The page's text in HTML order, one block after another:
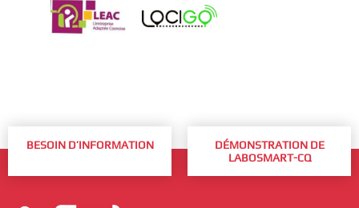
BESOIN D’INFORMATION
DÉMONSTRATION DE
LABOSMART-CQ